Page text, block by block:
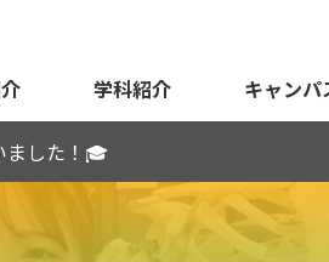
学科紹介 キャンパ
ました！🎓